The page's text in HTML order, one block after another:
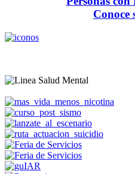
Conoce